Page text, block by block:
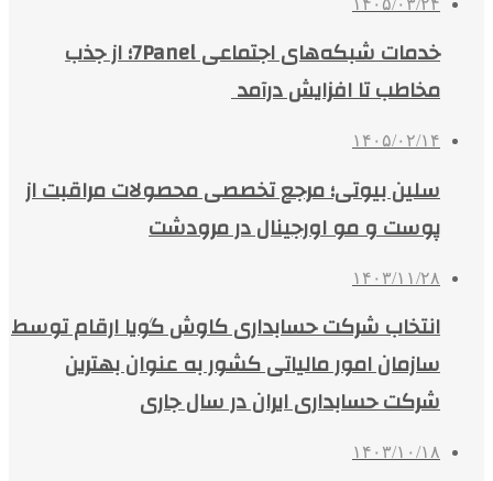
خدمات شبکه‌های اجتماعی 7Panel؛ از جذب
مخاطب تا افزایش درآمد
۱۴۰۵/۰۲/۱۴
سلین بیوتی؛ مرجع تخصصی محصولات مراقبت از
پوست و مو اورجینال در مرودشت
۱۴۰۳/۱۱/۲۸
انتخاب شرکت حسابداری کاوش گویا ارقام توسط
سازمان امور مالیاتی کشور به عنوان بهترین
شرکت حسابداری ایران در سال جاری
۱۴۰۳/۱۰/۱۸